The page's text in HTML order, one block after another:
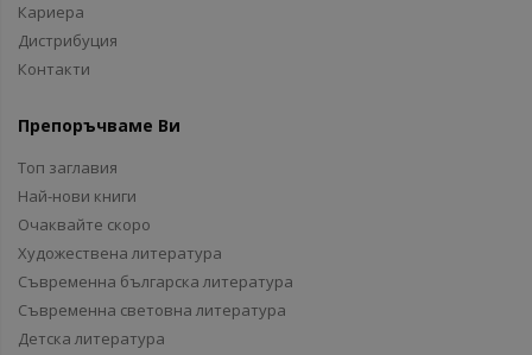
Кариера
Дистрибуция
Контакти
Препоръчваме Ви
Топ заглавия
Най-нови книги
Очаквайте скоро
Художествена литература
Съвременна българска литература
Съвременна световна литература
Детска литература